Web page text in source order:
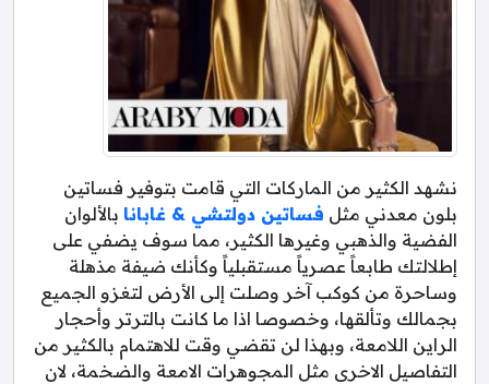
نشهد الكثير من الماركات التي قامت بتوفير فساتين
بلون معدني مثل فساتين دولتشي & غابانا بالألوان
الفضية والذهبي وغيرها الكثير، مما سوف يضفي على
إطلالتك طابعاً عصرياً مستقبلياً وكأنك ضيفة مذهلة
وساحرة من كوكب آخر وصلت إلى الأرض لتغزو الجميع
بجمالك وتألقها، وخصوصا اذا ما كانت بالترتر وأحجار
الراين اللامعة، وبهذا لن تقضي وقت للاهتمام بالكثير من
التفاصيل الاخرى مثل المجوهرات الامعة والضخمة، لان